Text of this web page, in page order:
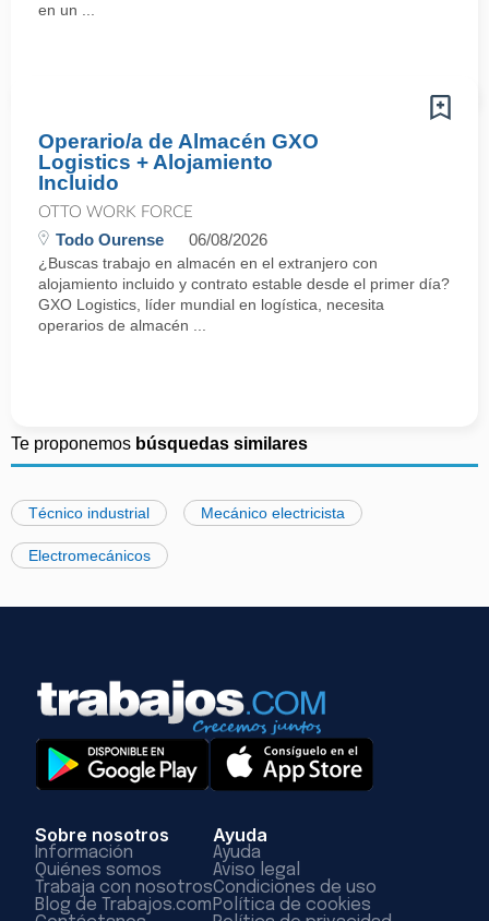
en un ...
Operario/a de Almacén GXO
Logistics + Alojamiento
Incluido
OTTO WORK FORCE
Todo Ourense 06/08/2026
¿Buscas trabajo en almacén en el extranjero con
alojamiento incluido y contrato estable desde el primer día?
GXO Logistics, líder mundial en logística, necesita
operarios de almacén ...
Te proponemos búsquedas similares
Técnico industrial Mecánico electricista
Electromecánicos
Sobre nosotros
Información
Quiénes somos
Trabaja con nosotros
Blog de Trabajos.com
Ayuda
Ayuda
Aviso legal
Condiciones de uso
Política de cookies